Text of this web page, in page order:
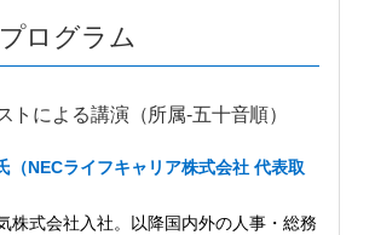
ログラム
による講演（所属-五十音順）
NECライフキャリア株式会社 代表取
株式会社入社。以降国内外の人事・総務